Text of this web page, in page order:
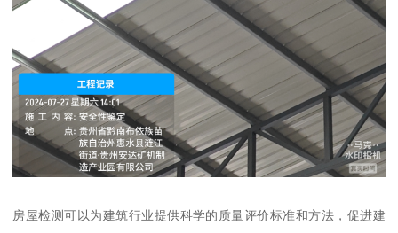
房屋检测可以为建筑行业提供科学的质量评价标准和方法，促进建